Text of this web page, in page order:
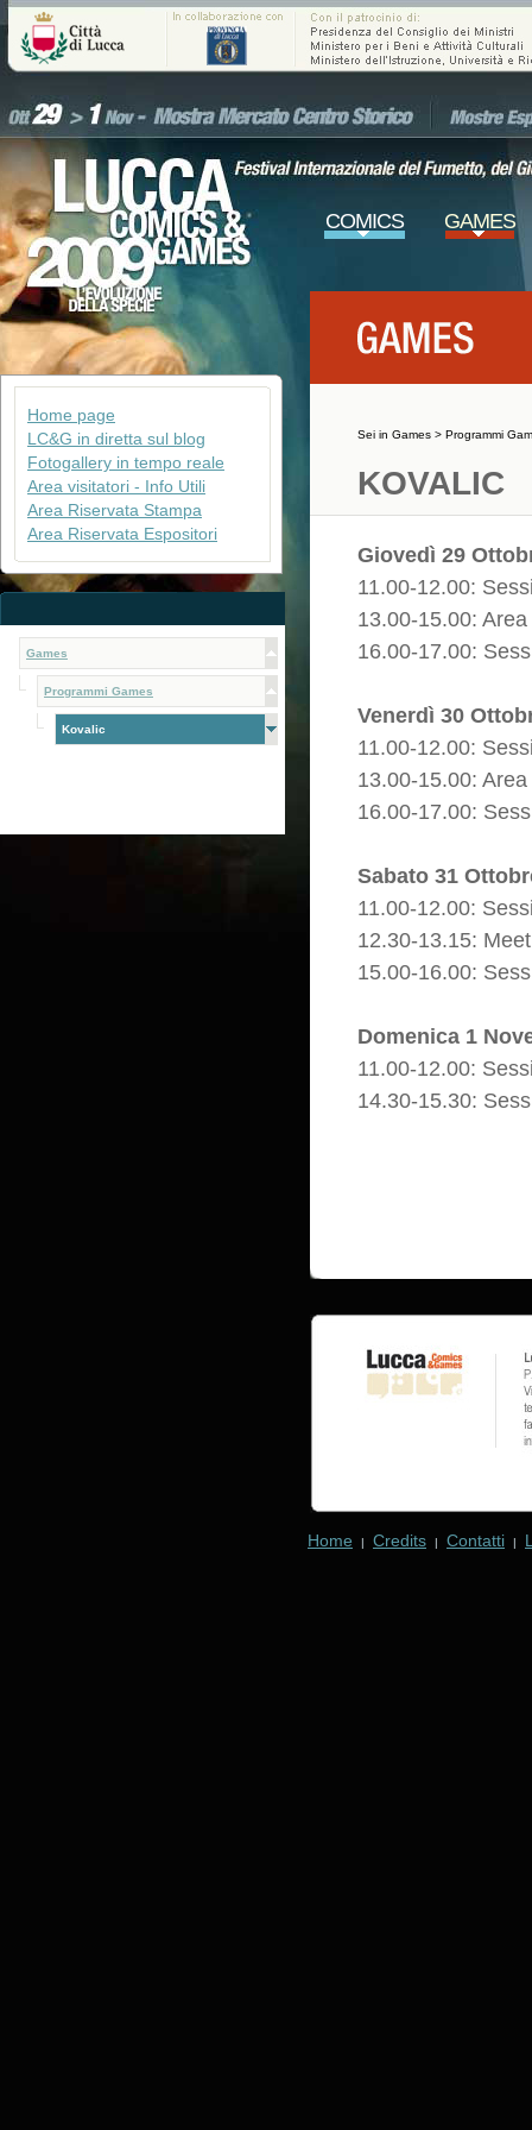
COMICS GAMES
Home page
LC&G in diretta sul blog
Fotogallery in tempo reale
Area visitatori - Info Utili
Area Riservata Stampa
Area Riservata Espositori
Games
Programmi Games
Kovalic
Sei in Games > Programmi
KOVALIC
Giovedì 29
11.00-12.00:
13.00-15.00:
16.00-17.00:
Venerdì 30
11.00-12.00:
13.00-15.00:
16.00-17.00:
Sabato 31
11.00-12.00:
12.30-13.15:
15.00-16.00:
Domenica 1
11.00-12.00:
14.30-15.30:
Home | Credits | Contatti |